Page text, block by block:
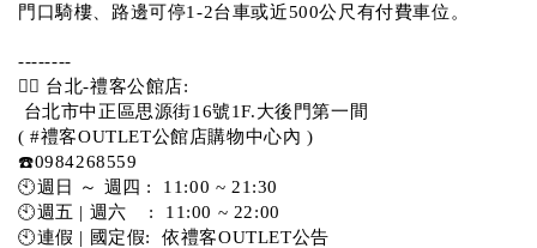
門口騎樓、路邊可停1-2台車或近500公尺有付費車位。
--------
💁‍♀️ 台北-禮客公館店:
台北市中正區思源街16號1F.大後門第一間
( #禮客OUTLET公館店購物中心內 )
☎️0984268559
🕙週日 ～ 週四 :  11:00 ~ 21:30
🕙週五 | 週六    :  11:00 ~ 22:00
🕙連假 | 國定假:  依禮客OUTLET公告